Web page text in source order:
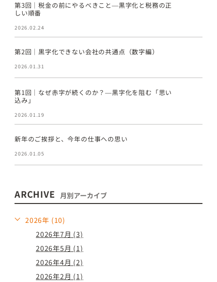
第3回｜税金の前にやるべきこと―黒字化と税務の正
しい順番
2026.02.24
第2回｜黒字化できない会社の共通点（数字編）
2026.01.31
第1回｜なぜ赤字が続くのか？―黒字化を阻む「思い
込み」
2026.01.19
新年のご挨拶と、今年の仕事への思い
2026.01.05
ARCHIVE 月別アーカイブ
2026年 (10)
2026年7月 (3)
2026年5月 (1)
2026年4月 (2)
2026年2月 (1)